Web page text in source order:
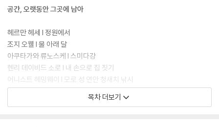
공간, 오랫동안 그곳에 남아
헤르만 헤세 l 정원에서
조지 오웰 l 물 아래 달
아쿠타가와 류노스케 l 스미다강
헨리 데이비드 소로 l 내 손으로 집 짓기
어니스트 헤밍웨이 l 모로 성 연안 청새치 낚시
목차 더보기